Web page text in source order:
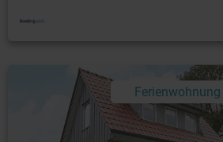
Ferienwohnung